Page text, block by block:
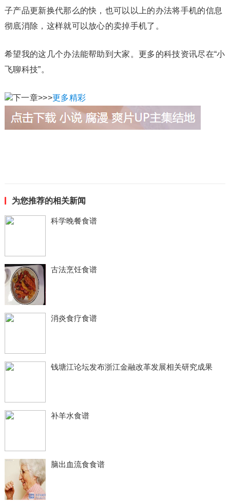
子产品更新换代那么的快，也可以以上的办法将手机的信息
彻底消除，这样就可以放心的卖掉手机了。
希望我的这几个办法能帮助到大家。更多的科技资讯尽在“小
飞聊科技”。
下一章>>>更多精彩
为您推荐的相关新闻
科学晚餐食谱
古法烹饪食谱
消炎食疗食谱
钱塘江论坛发布浙江金融改革发展相关研究成果
补羊水食谱
脑出血流食食谱